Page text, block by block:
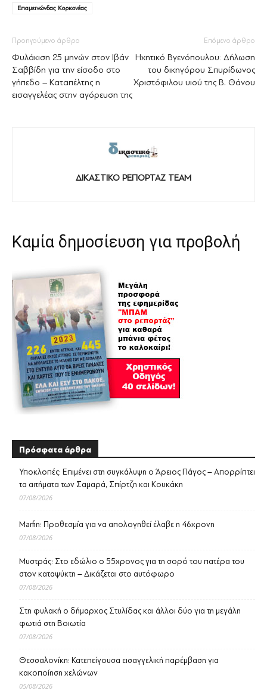
Επαμεινώνδας Κορκονέας
Προηγούμενο άρθρο
Φυλάκιση 25 μηνών στον Ιβάν
Σαββίδη για την είσοδο στο
γήπεδο – Καταπέλτης η
εισαγγελέας στην αγόρευση της
Επόμενο άρθρο
Ηχητικό Βγενόπουλου: Δήλωση
του δικηγόρου Σπυρίδωνος
Χριστόφιλου υιού της Β. Θάνου
ΔΙΚΑΣΤΙΚΟ ΡΕΠΟΡΤΑΖ TEAM
Καμία δημοσίευση για προβολή
Πρόσφατα άρθρα
Υποκλοπές: Επιμένει στη συγκάλυψη ο Άρειος Πάγος – Απορρίπτει
τα αιτήματα των Σαμαρά, Σπίρτζη και Κουκάκη
07/08/2026
Marfin: Προθεσμία για να απολογηθεί έλαβε η 46χρονη
07/08/2026
Μυστράς: Στο εδώλιο ο 55χρονος για τη σορό του πατέρα του
στον καταψύκτη – Δικάζεται στο αυτόφωρο
07/08/2026
Στη φυλακή ο δήμαρχος Στυλίδας και άλλοι δύο για τη μεγάλη
φωτιά στη Βοιωτία
07/08/2026
Θεσσαλονίκη: Κατεπείγουσα εισαγγελική παρέμβαση για
κακοποίηση χελώνων
05/08/2026